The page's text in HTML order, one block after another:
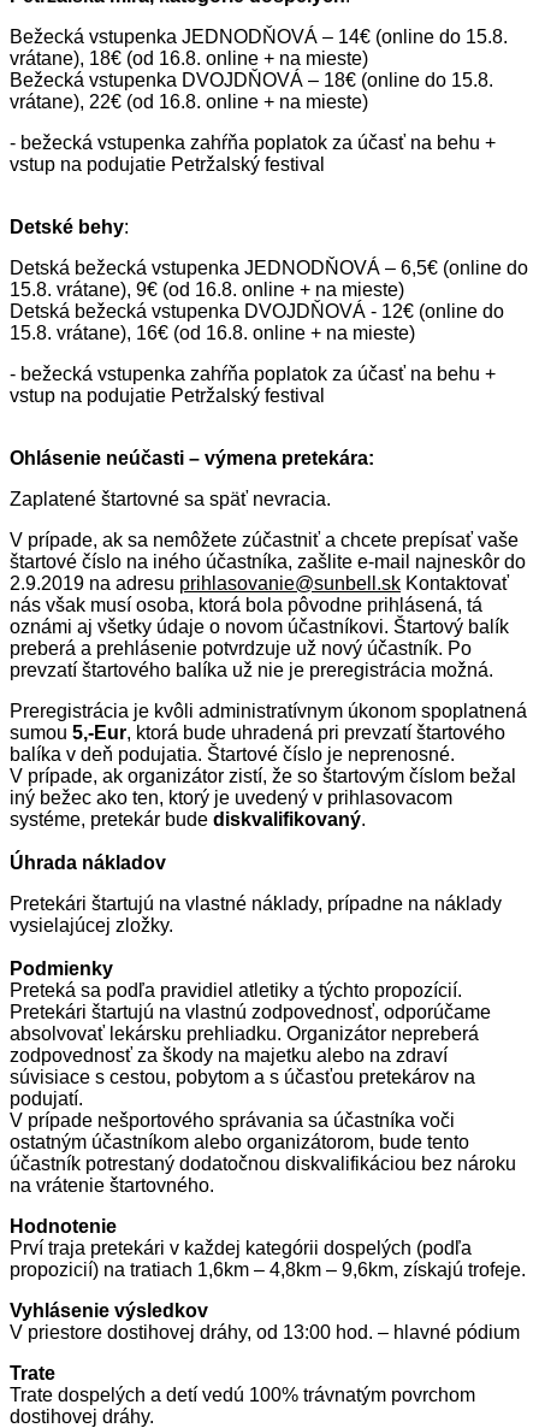
Bežecká vstupenka JEDNODŇOVÁ – 14€ (online do 15.8.
vrátane), 18€ (od 16.8. online + na mieste)
Bežecká vstupenka DVOJDŇOVÁ – 18€ (online do 15.8.
vrátane), 22€ (od 16.8. online + na mieste)
- bežecká vstupenka zahŕňa poplatok za účasť na behu +
vstup na podujatie Petržalský festival
Detské behy:
Detská bežecká vstupenka JEDNODŇOVÁ – 6,5€ (online do
15.8. vrátane), 9€ (od 16.8. online + na mieste)
Detská bežecká vstupenka DVOJDŇOVÁ - 12€ (online do
15.8. vrátane), 16€ (od 16.8. online + na mieste)
- bežecká vstupenka zahŕňa poplatok za účasť na behu +
vstup na podujatie Petržalský festival
Ohlásenie neúčasti – výmena pretekára:
Zaplatené štartovné sa späť nevracia.
V prípade, ak sa nemôžete zúčastniť a chcete prepísať vaše
štartové číslo na iného účastníka, zašlite e-mail najneskôr do
2.9.2019 na adresu prihlasovanie@sunbell.sk Kontaktovať
nás však musí osoba, ktorá bola pôvodne prihlásená, tá
oznámi aj všetky údaje o novom účastníkovi. Štartový balík
preberá a prehlásenie potvrdzuje už nový účastník. Po
prevzatí štartového balíka už nie je preregistrácia možná.
Preregistrácia je kvôli administratívnym úkonom spoplatnená
sumou 5,-Eur, ktorá bude uhradená pri prevzatí štartového
balíka v deň podujatia. Štartové číslo je neprenosné.
V prípade, ak organizátor zistí, že so štartovým číslom bežal
iný bežec ako ten, ktorý je uvedený v prihlasovacom
systéme, pretekár bude diskvalifikovaný.
Úhrada nákladov
Pretekári štartujú na vlastné náklady, prípadne na náklady
vysielajúcej zložky.
Podmienky
Preteká sa podľa pravidiel atletiky a týchto propozícií.
Pretekári štartujú na vlastnú zodpovednosť, odporúčame
absolvovať lekársku prehliadku. Organizátor nepreberá
zodpovednosť za škody na majetku alebo na zdraví
súvisiace s cestou, pobytom a s účasťou pretekárov na
podujatí.
V prípade nešportového správania sa účastníka voči
ostatným účastníkom alebo organizátorom, bude tento
účastník potrestaný dodatočnou diskvalifikáciou bez nároku
na vrátenie štartovného.
Hodnotenie
Prví traja pretekári v každej kategórii dospelých (podľa
propozicií) na tratiach 1,6km – 4,8km – 9,6km, získajú trofeje.
Vyhlásenie výsledkov
V priestore dostihovej dráhy, od 13:00 hod. – hlavné pódium
Trate
Trate dospelých a detí vedú 100% trávnatým povrchom
dostihovej dráhy.